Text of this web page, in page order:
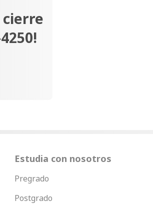
cierre
Estudia con nosotros
Pregrado
Postgrado